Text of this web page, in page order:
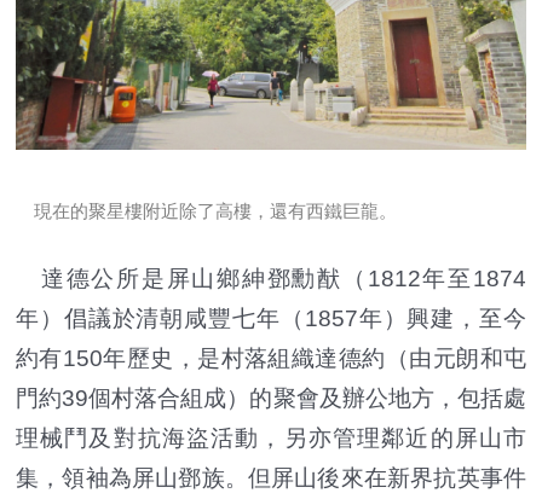
現在的聚星樓附近除了高樓，還有西鐵巨龍。
達德公所是屏山鄉紳鄧勳猷（1812年至1874
年）倡議於清朝咸豐七年（1857年）興建，至今
約有150年歷史，是村落組織達德約（由元朗和屯
門約39個村落合組成）的聚會及辦公地方，包括處
理械鬥及對抗海盜活動，另亦管理鄰近的屏山市
集，領袖為屏山鄧族。但屏山後來在新界抗英事件